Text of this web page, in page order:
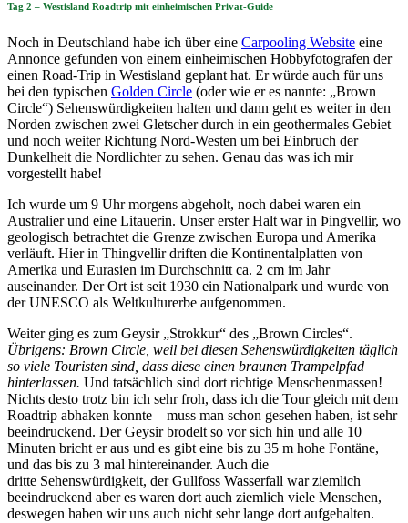
Tag 2 – Westisland Roadtrip mit einheimischen Privat-Guide
Noch in Deutschland habe ich über eine Carpooling Website eine
Annonce gefunden von einem einheimischen Hobbyfotografen der
einen Road-Trip in Westisland geplant hat. Er würde auch für uns
bei den typischen Golden Circle (oder wie er es nannte: „Brown
Circle“) Sehenswürdigkeiten halten und dann geht es weiter in den
Norden zwischen zwei Gletscher durch in ein geothermales Gebiet
und noch weiter Richtung Nord-Westen um bei Einbruch der
Dunkelheit die Nordlichter zu sehen. Genau das was ich mir
vorgestellt habe!
Ich wurde um 9 Uhr morgens abgeholt, noch dabei waren ein
Australier und eine Litauerin. Unser erster Halt war in Þingvellir, wo
geologisch betrachtet die Grenze zwischen Europa und Amerika
verläuft. Hier in Thingvellir driften die Kontinentalplatten von
Amerika und Eurasien im Durchschnitt ca. 2 cm im Jahr
auseinander. Der Ort ist seit 1930 ein Nationalpark und wurde von
der UNESCO als Weltkulturerbe aufgenommen.
Weiter ging es zum Geysir „Strokkur“ des „Brown Circles“.
Übrigens: Brown Circle, weil bei diesen Sehenswürdigkeiten täglich
so viele Touristen sind, dass diese einen braunen Trampelpfad
hinterlassen. Und tatsächlich sind dort richtige Menschenmassen!
Nichts desto trotz bin ich sehr froh, dass ich die Tour gleich mit dem
Roadtrip abhaken konnte – muss man schon gesehen haben, ist sehr
beeindruckend. Der Geysir brodelt so vor sich hin und alle 10
Minuten bricht er aus und es gibt eine bis zu 35 m hohe Fontäne,
und das bis zu 3 mal hintereinander. Auch die
dritte Sehenswürdigkeit, der Gullfoss Wasserfall war ziemlich
beeindruckend aber es waren dort auch ziemlich viele Menschen,
deswegen haben wir uns auch nicht sehr lange dort aufgehalten.